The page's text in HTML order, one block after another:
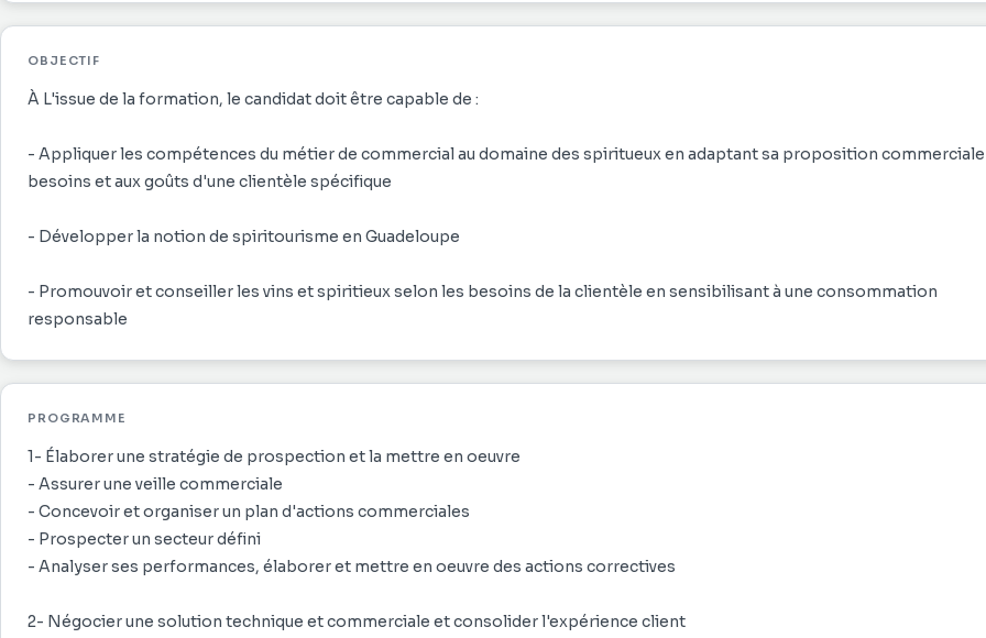
OBJECTIF
À L'issue de la formation, le candidat doit être capable de :
- Appliquer les compétences du métier de commercial au domaine des spiritueux en adaptant sa proposition commerciale
besoins et aux goûts d'une clientèle spécifique
- Développer la notion de spiritourisme en Guadeloupe
- Promouvoir et conseiller les vins et spiritieux selon les besoins de la clientèle en sensibilisant à une consommation
responsable
PROGRAMME
1- Élaborer une stratégie de prospection et la mettre en oeuvre
- Assurer une veille commerciale
- Concevoir et organiser un plan d'actions commerciales
- Prospecter un secteur défini
- Analyser ses performances, élaborer et mettre en oeuvre des actions correctives
2- Négocier une solution technique et commerciale et consolider l'expérience client